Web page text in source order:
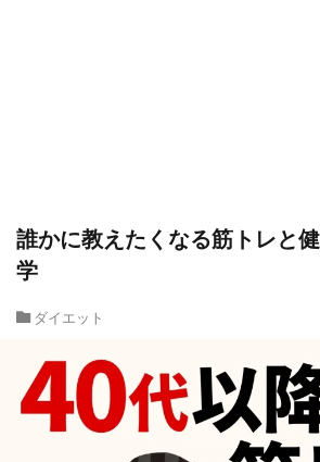
誰かに教えたくなる筋トレと
学
ダイエット